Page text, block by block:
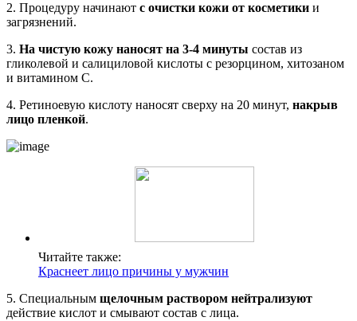
2. Процедуру начинают с очистки кожи от косметики и
загрязнений.
3. На чистую кожу наносят на 3-4 минуты состав из
гликолевой и салициловой кислоты с резорцином, хитозаном
и витамином С.
4. Ретиноевую кислоту наносят сверху на 20 минут, накрыв
лицо пленкой.
Читайте также:
Краснеет лицо причины у мужчин
5. Специальным щелочным раствором нейтрализуют
действие кислот и смывают состав с лица.